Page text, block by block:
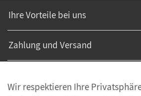
Ihre Vorteile bei uns
Zahlung und Versand
Wir respektieren Ihre